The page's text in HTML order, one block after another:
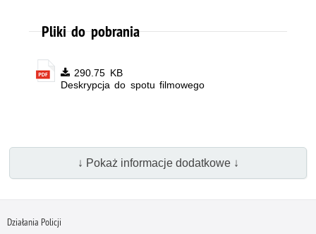
Pliki do pobrania
290.75 KB
Deskrypcja do spotu filmowego
↓ Pokaż informacje dodatkowe ↓
Działania Policji